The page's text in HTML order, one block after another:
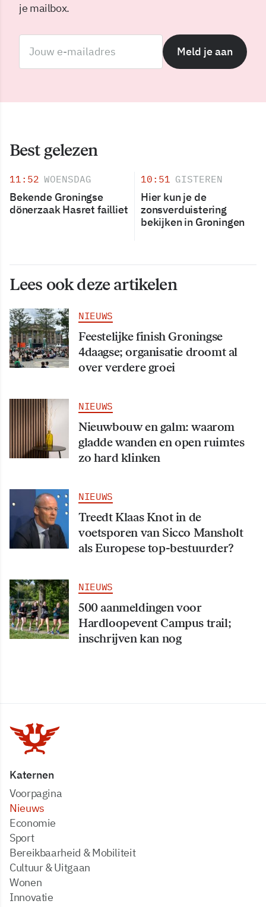
je mailbox.
Meld je aan
Best gelezen
11:52 WOENSDAG
Bekende Groningse
dönerzaak Hasret failliet
10:51 GISTEREN
Hier kun je de
zonsverduistering
bekijken in Groningen
Lees ook deze artikelen
NIEUWS
Feestelijke finish Groningse
4daagse; organisatie droomt al
over verdere groei
NIEUWS
Nieuwbouw en galm: waarom
gladde wanden en open ruimtes
zo hard klinken
NIEUWS
Treedt Klaas Knot in de
voetsporen van Sicco Mansholt
als Europese top-bestuurder?
NIEUWS
500 aanmeldingen voor
Hardloopevent Campus trail;
inschrijven kan nog
Katernen
Voorpagina
Nieuws
Economie
Sport
Bereikbaarheid & Mobiliteit
Cultuur & Uitgaan
Wonen
Innovatie